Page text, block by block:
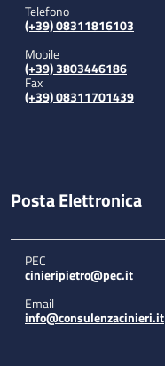
Telefono
(+39) 08311816103
Mobile
(+39) 3803446186
Fax
(+39) 08311701439
Posta Elettronica
PEC
cinieripietro@pec.it
Email
info@consulenzacinieri.it